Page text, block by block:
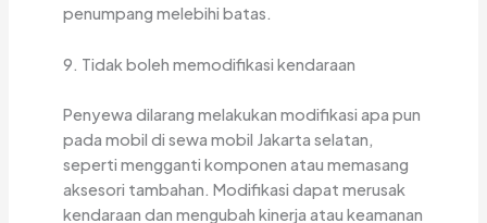
penumpang melebihi batas.
9. Tidak boleh memodifikasi kendaraan
Penyewa dilarang melakukan modifikasi apa pun
pada mobil di sewa mobil Jakarta selatan,
seperti mengganti komponen atau memasang
aksesori tambahan. Modifikasi dapat merusak
kendaraan dan mengubah kinerja atau keamanan